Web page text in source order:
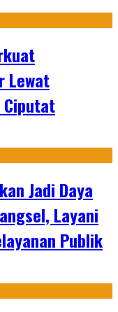
Lewat
Ciputat
Jadi Daya
Layani
Publik